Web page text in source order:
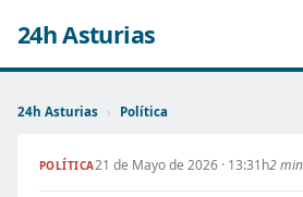
24h Asturias
24h Asturias › Política
POLÍTICA21 de Mayo de 2026 · 13:31h2